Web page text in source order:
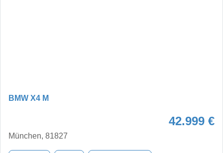
BMW X4 M
42.999 €
München, 81827